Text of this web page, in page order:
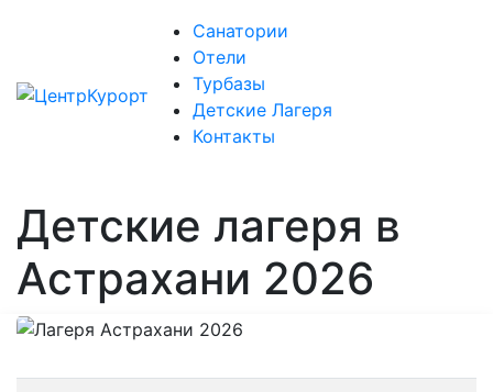
Санатории
Отели
Турбазы
Детские Лагеря
Контакты
Детские лагеря в
Астрахани 2026